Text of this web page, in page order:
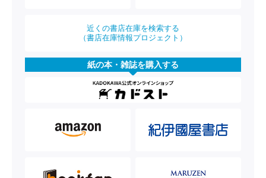
近くの書店在庫を検索する
（書店在庫情報プロジェクト）
紙の本・雑誌を購入する